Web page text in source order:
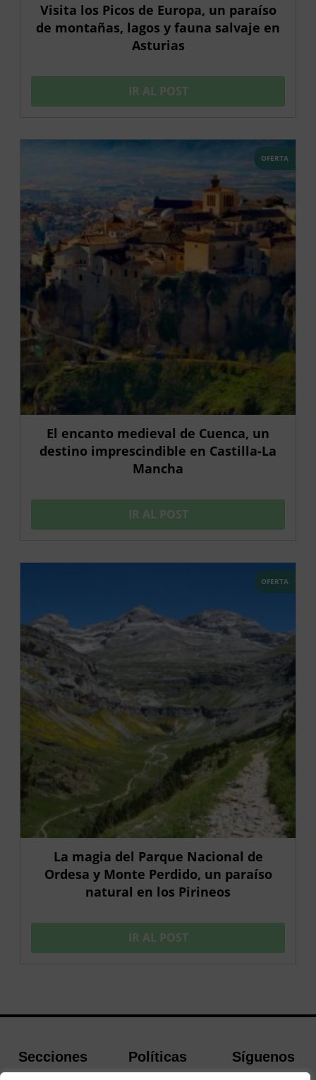
Visita los Picos de Europa, un paraíso
de montañas, lagos y fauna salvaje en
Asturias
IR AL POST
OFERTA
El encanto medieval de Cuenca, un
destino imprescindible en Castilla-La
Mancha
IR AL POST
OFERTA
La magia del Parque Nacional de
Ordesa y Monte Perdido, un paraíso
natural en los Pirineos
IR AL POST
Secciones Políticas Síguenos